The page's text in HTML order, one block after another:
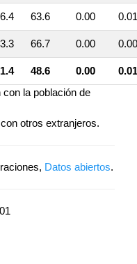
63.6 0.00 0.01
66.7 0.00 0.00
48.6 0.00
0.01
la población de
otros extranjeros.
Datos abiertos.